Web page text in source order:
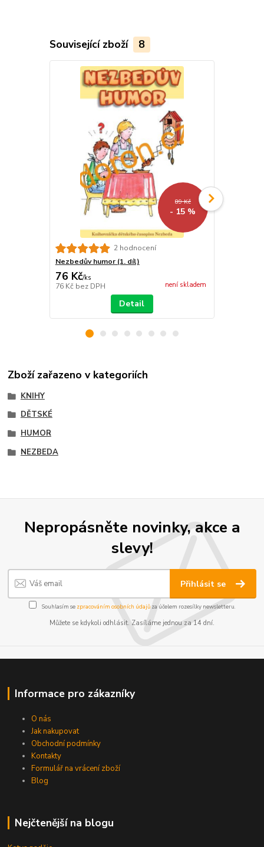
Související zboží 8
89 Kč
- 15 %
2 hodnocení
Nezbedův humor (1. díl)
76 Kč/ks
76 Kč bez DPH není skladem
Detail
Zboží zařazeno v kategoriích
KNIHY
DĚTSKÉ
HUMOR
NEZBEDA
Nepropásněte novinky, akce a
slevy!
Přihlásit se
Souhlasím se zpracováním osobních údajůza účelem rozesílky newsletteru.
Můžete se kdykoli odhlásit. Zasíláme jednou za 14 dní.
Informace pro zákazníky
O nás
Jak nakupovat
Obchodní podmínky
Kontakty
Formulář na vrácení zboží
Blog
Nejčtenější na blogu